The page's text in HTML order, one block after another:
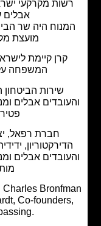
מקרקעי ישראל,
אבלים על
היה שר הבינוי
מועצת מקרקעי
קרן קיימת לישראל
המשפחה על
שירות הביטחון הכללי,
אבלים
פטירת
חברת רפאל, יצחק גת,
ידידיה
אבלים
מות יקירם.
Israel, Charles
Co-
his passing.